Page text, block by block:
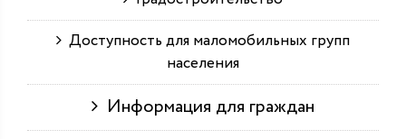
Доступность для маломобильных групп
населения
Информация для граждан